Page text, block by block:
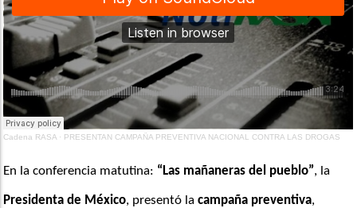
Cadena RASA · PRESENTAN CAMPAÑA PREVENTIVA NACIONAL CONTRA LAS DROGAS
En la conferencia matutina: “Las mañaneras del pueblo”
Presidenta de México, presentó la campaña preventiva,